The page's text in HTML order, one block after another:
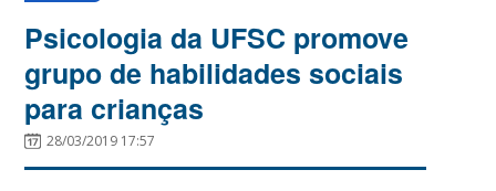
Psicologia da UFSC promove
grupo de habilidades sociais
para crianças
28/03/2019 17:57